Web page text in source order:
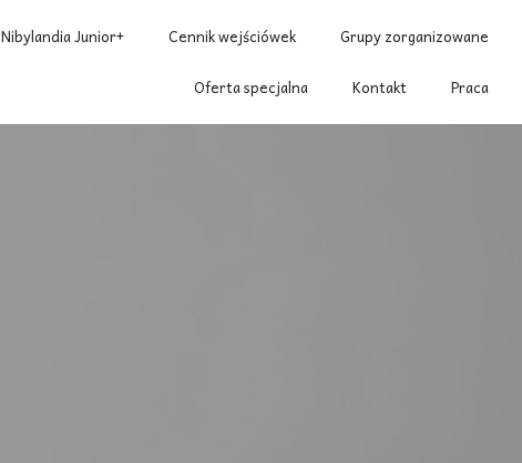
Nibylandia Junior+ Cennik wejściówek Grupy zorganizowane
Oferta specjalna Kontakt Praca